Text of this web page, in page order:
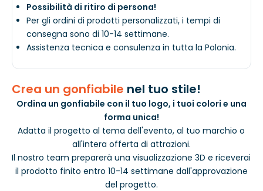
Possibilità di ritiro di persona!
Per gli ordini di prodotti personalizzati, i tempi di
consegna sono di 10-14 settimane.
Assistenza tecnica e consulenza in tutta la Polonia.
Crea un gonfiabile nel tuo stile!
Ordina un gonfiabile con il tuo logo, i tuoi colori e una
forma unica!
Adatta il progetto al tema dell'evento, al tuo marchio o
all'intera offerta di attrazioni.
Il nostro team preparerà una visualizzazione 3D e riceverai
il prodotto finito entro 10-14 settimane dall'approvazione
del progetto.